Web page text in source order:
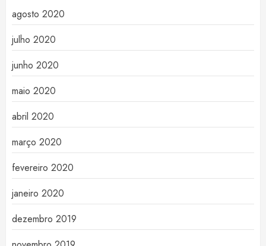
agosto 2020
julho 2020
junho 2020
maio 2020
abril 2020
março 2020
fevereiro 2020
janeiro 2020
dezembro 2019